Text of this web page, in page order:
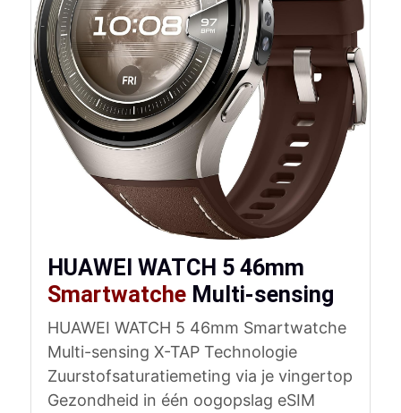
HUAWEI WATCH 5 46mm
Smartwatche Multi-sensing
HUAWEI WATCH 5 46mm Smartwatche
Multi-sensing X-TAP Technologie
Zuurstofsaturatiemeting via je vingertop
Gezondheid in één oogopslag eSIM